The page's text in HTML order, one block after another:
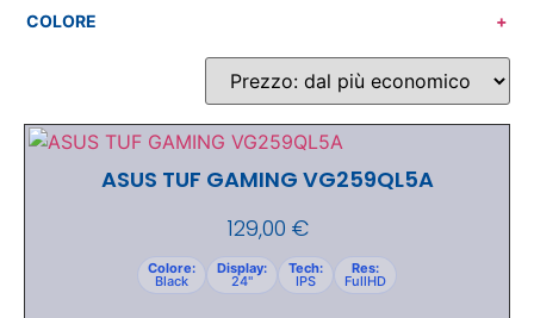
COLORE
+
ASUS TUF GAMING VG259QL5A
129,00 €
Colore:
Black
Display:
24"
Tech:
IPS
Res:
FullHD